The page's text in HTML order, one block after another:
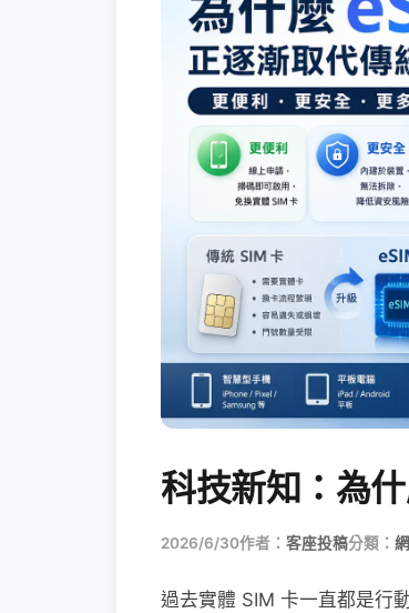
科技新知：為
2026/6/30作者： 客座投稿分類：
過去實體 SIM 卡一直都是行